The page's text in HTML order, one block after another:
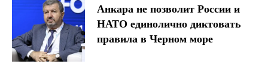
Анкара не позволит России и
НАТО единолично диктовать
правила в Черном море